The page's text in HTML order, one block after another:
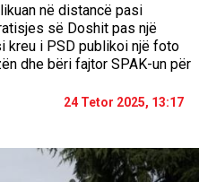
në distancë pasi
së Doshit pas një
kreu i PSD publikoi një foto
dhe bëri fajtor SPAK-un për
24 Tetor 2025, 13:17